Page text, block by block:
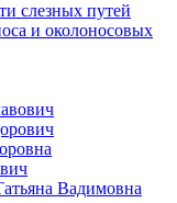
слезных путей
и околоносовых
Вадимовна